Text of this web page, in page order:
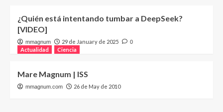
¿Quién está intentando tumbar a DeepSeek?
[VIDEO]
mmagnum 29 de January de 2025 0
Actualidad Ciencia
Mare Magnum | ISS
mmagnum.com 26 de May de 2010